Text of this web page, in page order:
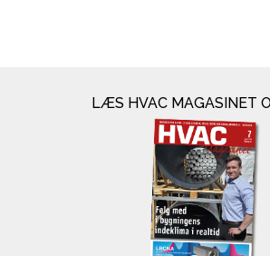
LÆS HVAC MAGASINET